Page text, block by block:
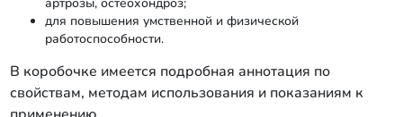
для повышения умственной и физической
работоспособности.
В коробочке имеется подробная аннотация по
свойствам, методам использования и показаниям к